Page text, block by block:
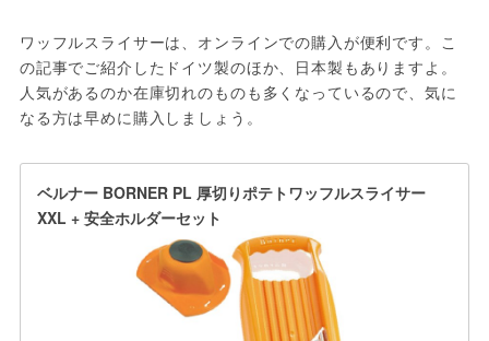
ワッフルスライサーは、オンラインでの購入が便利です。こ
の記事でご紹介したドイツ製のほか、日本製もありますよ。
人気があるのか在庫切れのものも多くなっているので、気に
なる方は早めに購入しましょう。
ベルナー BORNER PL 厚切りポテトワッフルスライサー
XXL + 安全ホルダーセット